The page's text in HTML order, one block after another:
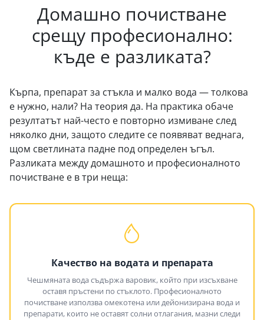
Домашно почистване
срещу професионално:
къде е разликата?
Кърпа, препарат за стъкла и малко вода — толкова
е нужно, нали? На теория да. На практика обаче
резултатът най-често е повторно измиване след
няколко дни, защото следите се появяват веднага,
щом светлината падне под определен ъгъл.
Разликата между домашното и професионалното
почистване е в три неща:
Качество на водата и препарата
Чешмяната вода съдържа варовик, който при изсъхване
оставя пръстени по стъклото. Професионалното
почистване използва омекотена или дейонизирана вода и
препарати, които не оставят солни отлагания, мазни следи